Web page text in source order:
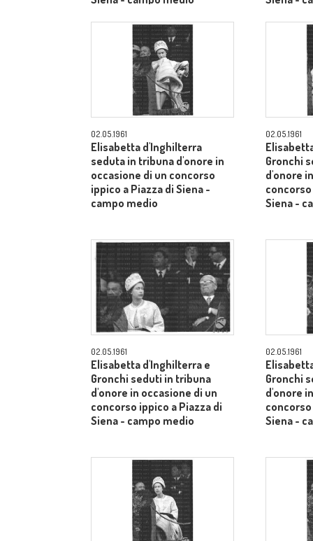
02.05.1961
Elisabetta d'Inghilterra
seduta in tribuna d'onore in
occasione di un concorso
ippico a Piazza di Siena -
campo medio
02.05.1961
Gronchi
d'onore
Siena -
02.05.1961
Elisabetta d'Inghilterra e
Gronchi seduti in tribuna
d'onore in occasione di un
concorso ippico a Piazza di
Siena - campo medio
02.05.1961
Gronchi
d'onore
Siena -